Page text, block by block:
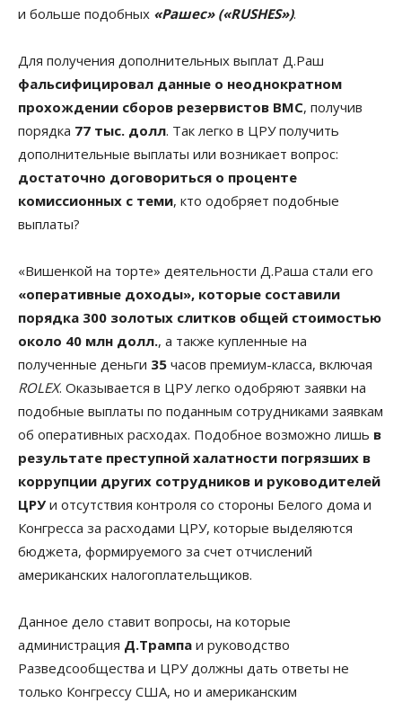
и больше подобных «Рашес» («RUSHES»).
Для получения дополнительных выплат Д.Раш
фальсифицировал данные о неоднократном
прохождении сборов резервистов ВМС, получив
порядка 77 тыс. долл. Так легко в ЦРУ получить
дополнительные выплаты или возникает вопрос:
достаточно договориться о проценте
комиссионных с теми, кто одобряет подобные
выплаты?
«Вишенкой на торте» деятельности Д.Раша стали его
«оперативные доходы», которые составили
порядка 300 золотых слитков общей стоимостью
около 40 млн долл., а также купленные на
полученные деньги 35 часов премиум-класса, включая
ROLEX. Оказывается в ЦРУ легко одобряют заявки на
подобные выплаты по поданным сотрудниками заявкам
об оперативных расходах. Подобное возможно лишь в
результате преступной халатности погрязших в
коррупции других сотрудников и руководителей
ЦРУ и отсутствия контроля со стороны Белого дома и
Конгресса за расходами ЦРУ, которые выделяются
бюджета, формируемого за счет отчислений
американских налогоплательщиков.
Данное дело ставит вопросы, на которые
администрация Д.Трампа и руководство
Разведсообщества и ЦРУ должны дать ответы не
только Конгрессу США, но и американским